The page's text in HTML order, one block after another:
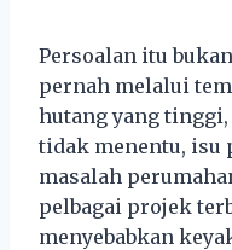
Persoalan itu
pernah melalui
hutang yang
tidak menentu, isu
masalah
pelbagai projek
menyebabkan